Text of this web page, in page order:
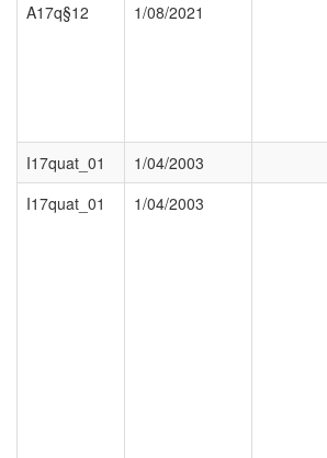
A17q§12
1/08/2021
I17quat_01
1/04/2003
I17quat_01
1/04/2003